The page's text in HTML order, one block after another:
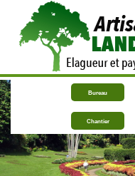
Bureau
Chantier